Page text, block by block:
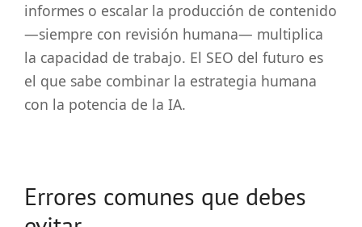
informes o escalar la producción de contenido
—siempre con revisión humana— multiplica
la capacidad de trabajo. El SEO del futuro es
el que sabe combinar la estrategia humana
con la potencia de la IA.
Errores comunes que debes